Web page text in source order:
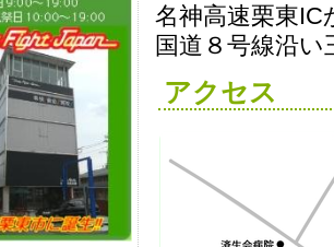
名神高速栗東IC
国道８号線沿
アクセス